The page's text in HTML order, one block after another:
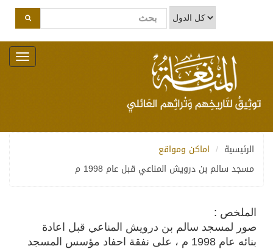
Toggle
navigation
الرئيسية
اماكن ومواقع
مسجد سالم بن درويش المناعي قبل عام 1998 م
الملخص :
صور لمسجد سالم بن درويش المناعي قبل اعادة
بنائه عام 1998 م ، على نفقة احفاد مؤسس المسجد